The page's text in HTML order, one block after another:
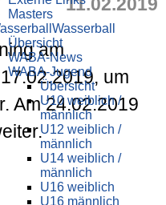
Masters
Wasser­ball
Übersicht
WABA-News
WABA-Jugend
Übersicht
U10 weiblich /
männlich
U12 weiblich /
männlich
U14 weiblich /
männlich
U16 weiblich
U16 männlich
am
um
Am 24.02.2019